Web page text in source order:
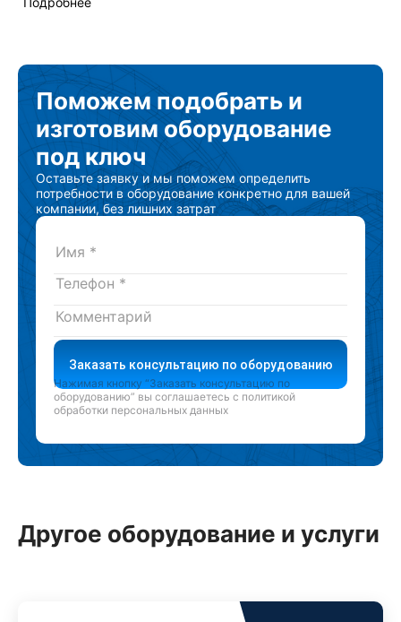
Поможем подобрать и
изготовимоборудование
под ключ
Оставьте заявку и мы поможем определить
потребности в оборудование конкретно для вашей
компании, без лишних затрат
Заказать консультацию по оборудованию
Нажимая кнопку “Заказать консультацию по
оборудованию” вы соглашаетесь с политикой
обработки персональных данных
Другое оборудование и услуги